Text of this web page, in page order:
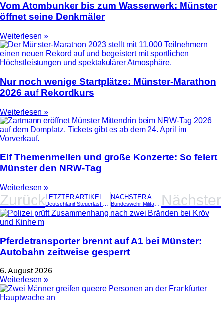
Vom Atombunker bis zum Wasserwerk: Münster
öffnet seine Denkmäler
Weiterlesen »
Nur noch wenige Startplätze: Münster-Marathon
2026 auf Rekordkurs
Weiterlesen »
Elf Themenmeilen und große Konzerte: So feiert
Münster den NRW-Tag
Weiterlesen »
Zurück LETZTER ARTIKEL
Deutschland Steuerlast OECD: Fast jeder zweite Euro weg – Platz 2 weltweit
NÄCHSTER ARTIKEL
Bundeswehr Militärstrategie 2026: Deutschland plant stärkste Armee Europas Nächster
Pferdetransporter brennt auf A1 bei Münster:
Autobahn zeitweise gesperrt
6. August 2026
Weiterlesen »